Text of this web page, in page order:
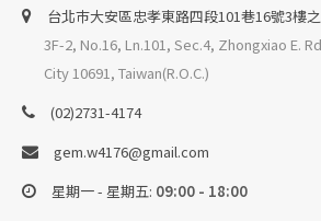
台北巿大安區忠孝東路四段101巷16號3樓
3F-2, No.16, Ln.101, Sec.4, Zhongxiao E.
City 10691, Taiwan(R.O.C.)
(02)2731-4174
gem.w4176@gmail.com
星期一 - 星期五: 09:00 - 18:00